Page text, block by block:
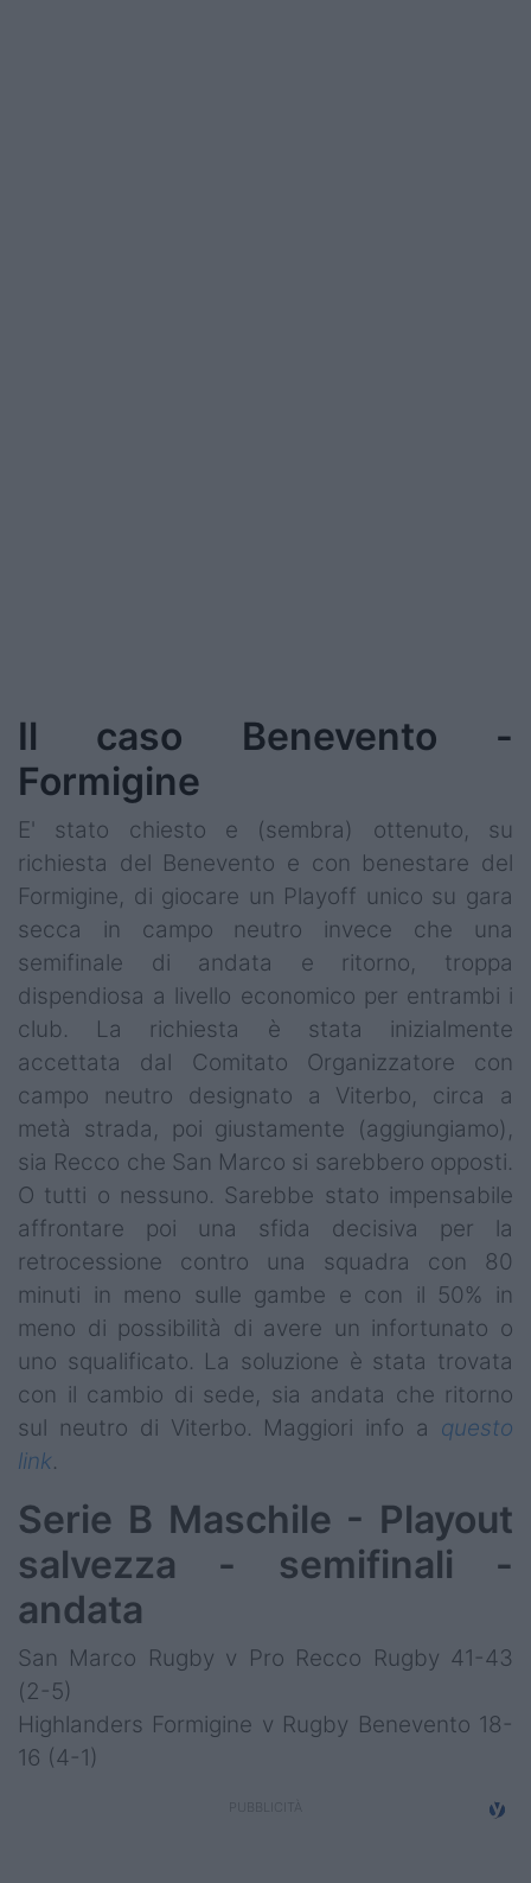
Il caso Benevento -
Formigine
E' stato chiesto e (sembra) ottenuto, su
richiesta del Benevento e con benestare del
Formigine, di giocare un Playoff unico su gara
secca in campo neutro invece che una
semifinale di andata e ritorno, troppa
dispendiosa a livello economico per entrambi i
club. La richiesta è stata inizialmente
accettata dal Comitato Organizzatore con
campo neutro designato a Viterbo, circa a
metà strada, poi giustamente (aggiungiamo),
sia Recco che San Marco si sarebbero opposti.
O tutti o nessuno. Sarebbe stato impensabile
affrontare poi una sfida decisiva per la
retrocessione contro una squadra con 80
minuti in meno sulle gambe e con il 50% in
meno di possibilità di avere un infortunato o
uno squalificato. La soluzione è stata trovata
con il cambio di sede, sia andata che ritorno
sul neutro di Viterbo. Maggiori info a questo
link.
Serie B Maschile - Playout
salvezza - semifinali -
andata
San Marco Rugby v Pro Recco Rugby 41-43
(2-5)
Highlanders Formigine v Rugby Benevento 18-
16 (4-1)